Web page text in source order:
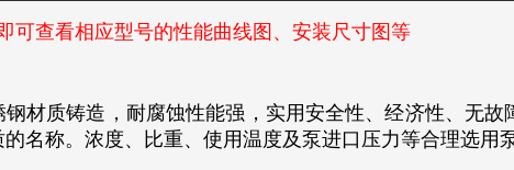
查看相应型号的性能曲线图、安装尺寸图等
钢材质铸造，耐腐蚀性能强，实用安全性、经济性、无
名称。浓度、比重、使用温度及泵进口压力等合理选用